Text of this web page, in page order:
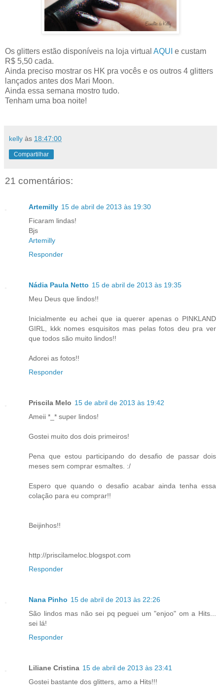
Os glitters estão disponíveis na loja virtual AQUI e custam
R$ 5,50 cada.
Ainda preciso mostrar os HK pra vocês e os outros 4 glitters
lançados antes dos Mari Moon.
Ainda essa semana mostro tudo.
Tenham uma boa noite!
kelly às 18:47:00
Compartilhar
21 comentários:
Artemilly 15 de abril de 2013 às 19:30
Ficaram lindas!
Bjs
Artemilly
Responder
Nádia Paula Netto 15 de abril de 2013 às 19:35
Meu Deus que lindos!!
Inicialmente eu achei que ia querer apenas o PINKLAND
GIRL, kkk nomes esquisitos mas pelas fotos deu pra ver
que todos são muito lindos!!
Adorei as fotos!!
Responder
Priscila Melo 15 de abril de 2013 às 19:42
Ameii *_* super lindos!
Gostei muito dos dois primeiros!
Pena que estou participando do desafio de passar dois
meses sem comprar esmaltes. :/
Espero que quando o desafio acabar ainda tenha essa
colação para eu comprar!!
Beijinhos!!
http://priscilameloc.blogspot.com
Responder
Nana Pinho 15 de abril de 2013 às 22:26
São lindos mas não sei pq peguei um "enjoo" om a Hits...
sei lá!
Responder
Liliane Cristina 15 de abril de 2013 às 23:41
Gostei bastante dos glitters, amo a Hits!!!